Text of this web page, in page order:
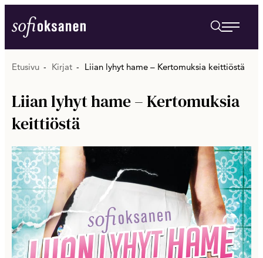
suoraan
sisältöön
Sofi Oksanen
Etusivu Kirjat Liian lyhyt hame – Kertomuksia keittiöstä
Liian lyhyt hame – Kertomuksia
keittiöstä